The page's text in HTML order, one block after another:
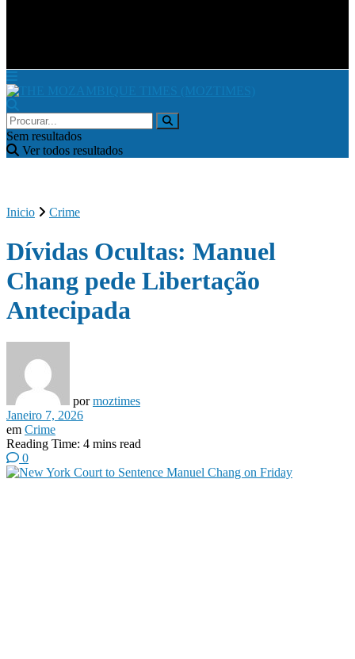
Sem resultados
Ver todos resultados
Inicio Crime
Dívidas Ocultas: Manuel
Chang pede Libertação
Antecipada
por moztimes
Janeiro 7, 2026
em Crime
Reading Time: 4 mins read
0